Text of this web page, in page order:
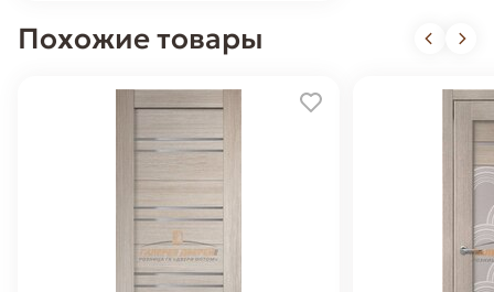
Похожие товары